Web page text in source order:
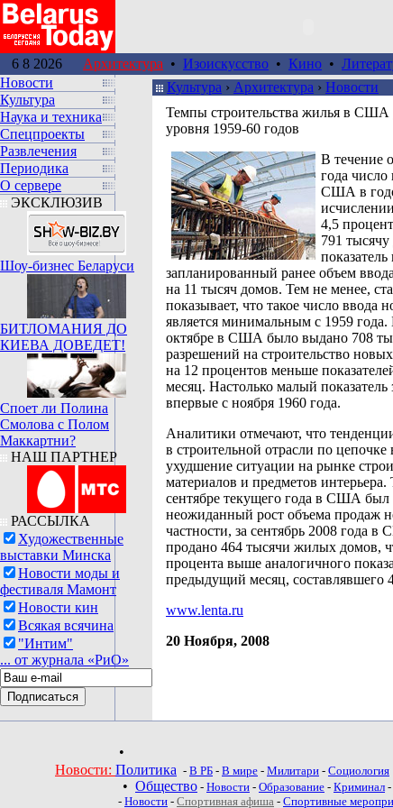
6 8 2026 Архитектура • Изоискусство • Кино •
Новости
Культура
Наука и техника
Спецпроекты
Развлечения
Периодика
О сервере
ЭКСКЛЮЗИВ
Шоу-бизнес Беларуси
БИТЛОМАНИЯ ДО
КИЕВА ДОВЕДЕТ!
Споет ли Полина
Смолова с Полом
Маккартни?
НАШ ПАРТНЕР
РАССЫЛКА
Художественные
выставки Минска
Новости моды и
фестиваля Мамонт
Новости кин
Всякая всячина
"Интим"
... от журнала «РиО»
Культура › Архитектура › Новости
Темпы строительства жилья в США
уровня 1959-60 годов
В течение
года число
США в
4,5
791
запланированный ранее объем
на 11 тысяч домов. Тем не менее,
показывает, что такое число ввода
является минимальным с 1959 года.
октябре в США было выдано 708
разрешений на строительство
на 12 процентов меньше
месяц. Настолько малый показатель
впервые c ноября 1960 года.
Аналитики отмечают, что
в строительной отрасли по цепочке
ухудшение ситуации на рынке
материалов и предметов интерьера.
сентябре текущего года в США был
неожиданный рост объема продаж
частности, за сентябрь 2008 года
продано 464 тысячи жилых домов,
процента выше аналогичного
предыдущий месяц, составлявшего
www.lenta.ru
20 Ноября, 2008
•
Новости: Политика - В РБ - В мире - Милитари - Социология
• Общество - Новости - Образование - Криминал -
- Новости - Спортивная афиша - Спортивные